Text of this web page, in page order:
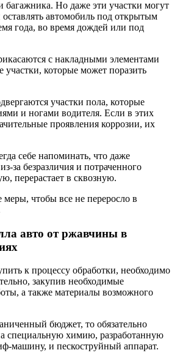
багажника. Но даже эти участки могут
автомобиль под открытым
года, во время дождей или под
с накладными элементами
которые может поразить
участки пола, которые
и ногами водителя. Если в этих
проявления коррозии, их
себе напоминать, что даже
за безразличия и потраченного
перерастает в сквозную.
чтобы все не переросло в
авто от ржавчины в
к процессу обработки, необходимо
закупив необходимые
а также материалы возможного
бюджет, то обязательно
специальную химию, разработанную
машину, и пескоструйный аппарат.